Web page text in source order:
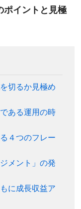
ポイントと見極
切るか見極め
ある運用の時
４つのフレー
メント」の発
に成長収益ア